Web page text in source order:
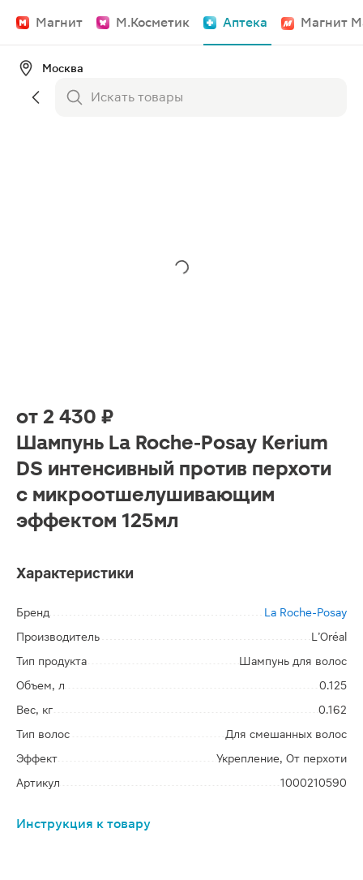
Магнит М.Косметик Аптека Магнит
Москва
от 2 430 ₽
Шампунь La Roche-Posay Kerium
DS интенсивный против перхоти
с микроотшелушивающим
эффектом 125мл
Характеристики
Бренд
La Roche-Posay
Производитель
L’Oréal
Тип продукта
Шампунь для волос
Объем, л
0.125
Вес, кг
0.162
Тип волос
Для смешанных волос
Эффект
Укрепление, От перхоти
Артикул
1000210590
Инструкция к товару